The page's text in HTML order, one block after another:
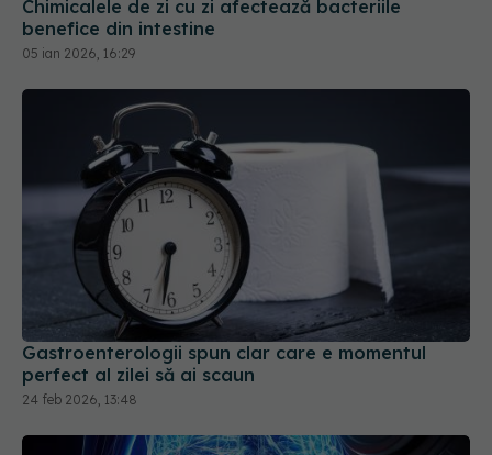
Chimicalele de zi cu zi afectează bacteriile
benefice din intestine
05 ian 2026, 16:29
Gastroenterologii spun clar care e momentul
perfect al zilei să ai scaun
24 feb 2026, 13:48